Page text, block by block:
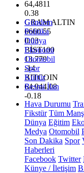
64,4811
0.38
GRAM ALTIN
6660.55
0.03
BİST100
13.779
-14
BITCOIN
64.944,08
-0.18
Gündem
Politika
Dünya
Ekonomi
Otomobil
Spor
Kültür
Resmi İlan
Hava Durumu
Fikstür Tüm
Dünya Eğitim
Medya Otomobil
Son Dakika Spor
Haberleri
Facebook Twitter
Künye / İletişim